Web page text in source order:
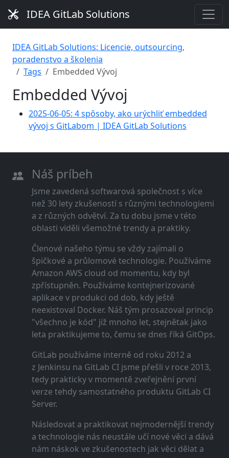
IDEA GitLab Solutions
IDEA GitLab Solutions: Licencie, outsourcing,
poradenstvo a školenia
Tags
Embedded Vývoj
Embedded Vývoj
2025-06-05: 4 spôsoby, ako urýchliť embedded
vývoj s GitLabom | IDEA GitLab Solutions
Náš príbeh
Jsme zavedená softwarová společnost s více
než 30 lety zkušeností s různými technologiemi
a z různých odvětví. Za tu dobu jsme v této
oblasti viděli všemožné trendy a praktiky.
Členové našeho týmu se vždy zajímali o
špičkové a průlomové technologie. Používáme
Amazon AWS cloud od momentu, kdy byl
zpřístupněn. Používáme kontejnerizované
aplikace v produkci od dob, kdy ještě
neexistoval Docker. Náš tým prosazoval princip
"všechno je kód" již mnoho let, stejnětak jako
leta praktikujeme to, čemu se dnes říká GitOps.
GitLab používáme interně od roku 2012 a
z Jenkinsu na GitLab CI jsme přešli v roce 2013,
tedy prakticky v momentě zveřejnění první
verze tehdy samostatného produktu GitLab CI
Server.
Následovat a praktikovat nejmodernější trendy
a technologie nás neustále učí nové věci a dává
nám náskok ve zkušenostech jak věci dělat a